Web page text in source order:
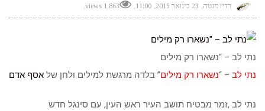
רדיו מנטה 23 בינואר 2015 11:00
1,863 views
נתי לב – “נשארו רק מילים
נתי לב – “נשארו רק מילים” בלדה מרגשת למילים ולחן של אסף אדם
נתי לב ,זמר מבטיח תושב העיר ראש העין, עם סינגל חדש